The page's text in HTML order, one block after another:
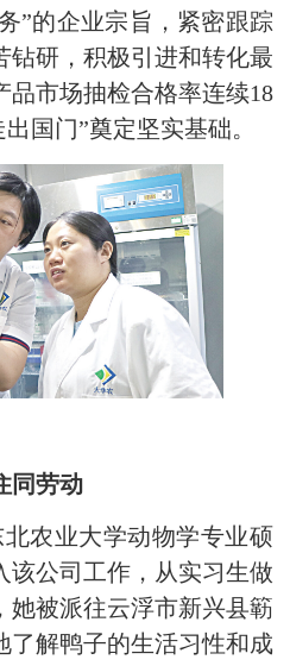
”的企业宗旨，紧密跟踪
钻研，积极引进和转化最
品市场抽检合格率连续18
国门”奠定坚实基础。
劳动
农业大学动物学专业硕
该公司工作，从实习生做
她被派往云浮市新兴县簕
了解鸭子的生活习性和成